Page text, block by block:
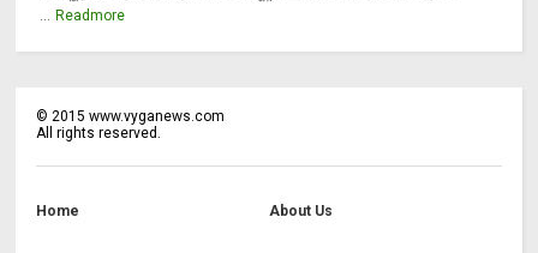
Readmore
© 2015 www.vyganews.com
All rights reserved.
Home About Us